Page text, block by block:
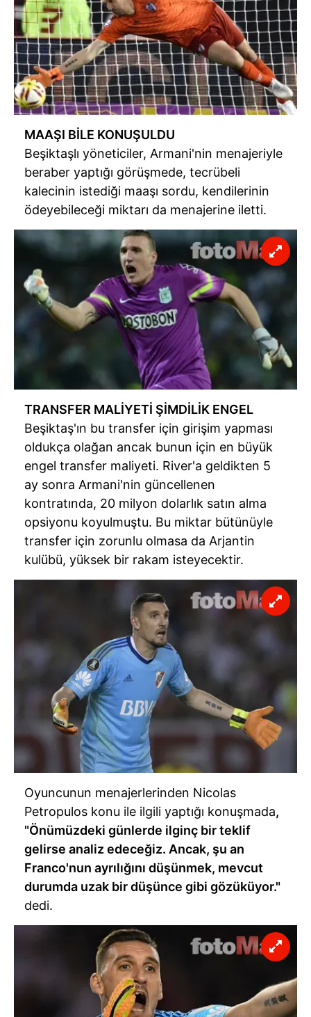
MAAŞI BİLE KONUŞULDU
Beşiktaşlı yöneticiler, Armani'nin menajeriyle
beraber yaptığı görüşmede, tecrübeli
kalecinin istediği maaşı sordu, kendilerinin
ödeyebileceği miktarı da menajerine iletti.
TRANSFER MALİYETİ ŞİMDİLİK ENGEL
Beşiktaş'ın bu transfer için girişim yapması
oldukça olağan ancak bunun için en büyük
engel transfer maliyeti. River'a geldikten 5
ay sonra Armani'nin güncellenen
kontratında, 20 milyon dolarlık satın alma
opsiyonu koyulmuştu. Bu miktar bütünüyle
transfer için zorunlu olmasa da Arjantin
kulübü, yüksek bir rakam isteyecektir.
Oyuncunun menajerlerinden Nicolas
Petropulos konu ile ilgili yaptığı konuşmada,
"Önümüzdeki günlerde ilginç bir teklif
gelirse analiz edeceğiz. Ancak, şu an
Franco'nun ayrılığını düşünmek, mevcut
durumda uzak bir düşünce gibi gözüküyor."
dedi.